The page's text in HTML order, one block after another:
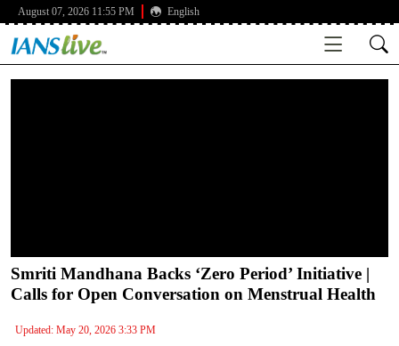
August 07, 2026 11:55 PM English
Smriti Mandhana Backs ‘Zero Period’ Initiative |
Calls for Open Conversation on Menstrual Health
Updated: May 20, 2026 3:33 PM